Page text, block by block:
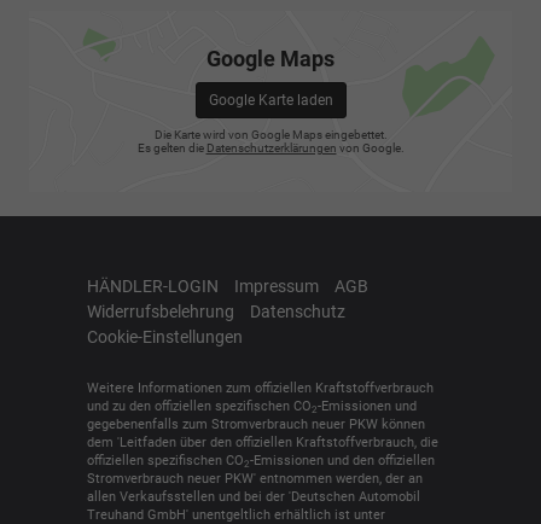
Google Maps
Google Karte laden
Die Karte wird von Google Maps eingebettet.
Es gelten die Datenschutzerklärungen von Google.
HÄNDLER-LOGIN Impressum
AGB
Widerrufsbelehrung
Datenschutz
Cookie-Einstellungen
Weitere Informationen zum offiziellen Kraftstoffverbrauch
und zu den offiziellen spezifischen CO2-Emissionen und
gegebenenfalls zum Stromverbrauch neuer PKW können
dem 'Leitfaden über den offiziellen Kraftstoffverbrauch, die
offiziellen spezifischen CO2-Emissionen und den offiziellen
Stromverbrauch neuer PKW' entnommen werden, der an
allen Verkaufsstellen und bei der 'Deutschen Automobil
Treuhand GmbH' unentgeltlich erhältlich ist unter